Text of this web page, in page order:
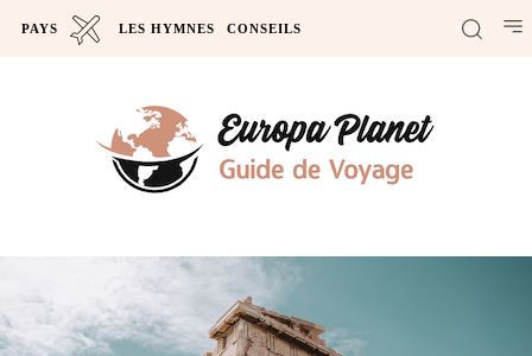
PAYS LES HYMNES CONSEILS